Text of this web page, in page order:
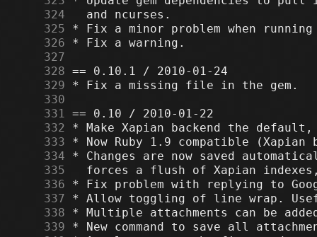
    324
    325
    326
    327
    328
    329
    330
    331
    332
    333
    334
    335
    336
    337
    338
    339